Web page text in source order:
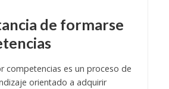
de formarse
competencias es un proceso de
orientado a adquirir